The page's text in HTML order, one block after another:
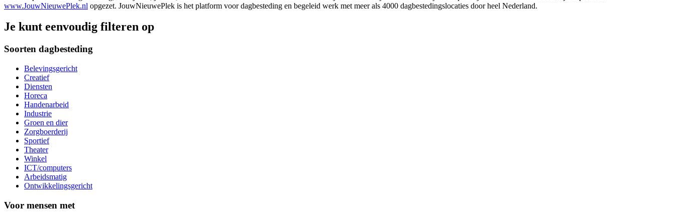
www.JouwNieuwePlek.nl opgezet. JouwNieuwePlek is het platform voor dagbesteding en begeleid werk met meer als 4000 dagbestedingslocaties door heel Nederland.
Je kunt eenvoudig filteren op
Soorten dagbesteding
Belevingsgericht
Creatief
Diensten
Horeca
Handenarbeid
Industrie
Groen en dier
Zorgboerderij
Sportief
Theater
Winkel
ICT/computers
Arbeidsmatig
Ontwikkelingsgericht
Voor mensen met